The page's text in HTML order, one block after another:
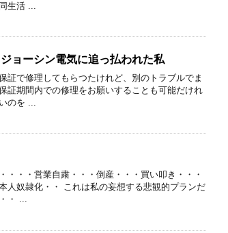
生活 ...
ョーシン電気に追っ払われた私
証で修理してもらつたけれど、別のトラブルでま
証期間内での修理をお願いすることも可能だけれ
のを ...
・・・営業自粛・・・倒産・・・買い叩き・・・
人奴隷化・・ これは私の妄想する悲観的プランだ
・ ...